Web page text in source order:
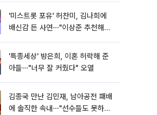
'미스트롯 포유' 허찬미, 김나희에
배신감 든 사연⋯"이상준 추천해주
'특종세상' 방은희, 이혼 허락해 준
아들⋯"너무 잘 커줬다" 오열
김종국 만난 김민재, 남아공전 패배
에 솔직한 속내⋯"선수들도 못하긴